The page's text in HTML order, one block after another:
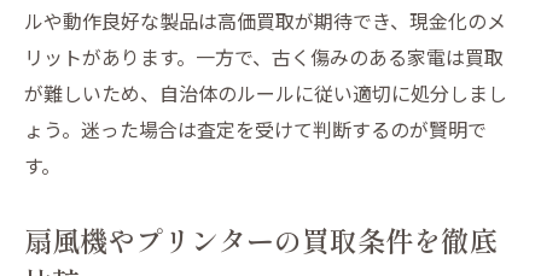
ルや動作良好な製品は高価買取が期待でき、現金化のメ
リットがあります。一方で、古く傷みのある家電は買取
が難しいため、自治体のルールに従い適切に処分しまし
ょう。迷った場合は査定を受けて判断するのが賢明で
す。
扇風機やプリンターの買取条件を徹底